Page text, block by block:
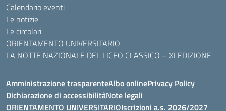
Calendario eventi
Le notizie
Le circolari
ORIENTAMENTO UNIVERSITARIO
LA NOTTE NAZIONALE DEL LICEO CLASSICO – XI EDIZIONE
Amministrazione trasparenteAlbo onlinePrivacy Policy
Dichiarazione di accessibilitàNote legali
ORIENTAMENTO UNIVERSITARIOIscrizioni a.s. 2026/2027